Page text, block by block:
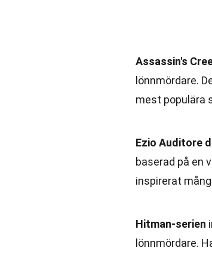
Assassin's
lönnmördare.
mest populära
Ezio Auditore
baserad på en
inspirerat
Hitman-serien
lönnmördare.